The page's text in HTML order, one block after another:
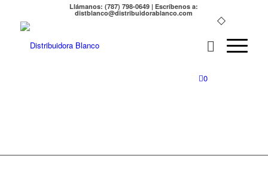
Llámanos: (787) 798-0649 | Escríbenos a:
distblanco@distribuidorablanco.com
0